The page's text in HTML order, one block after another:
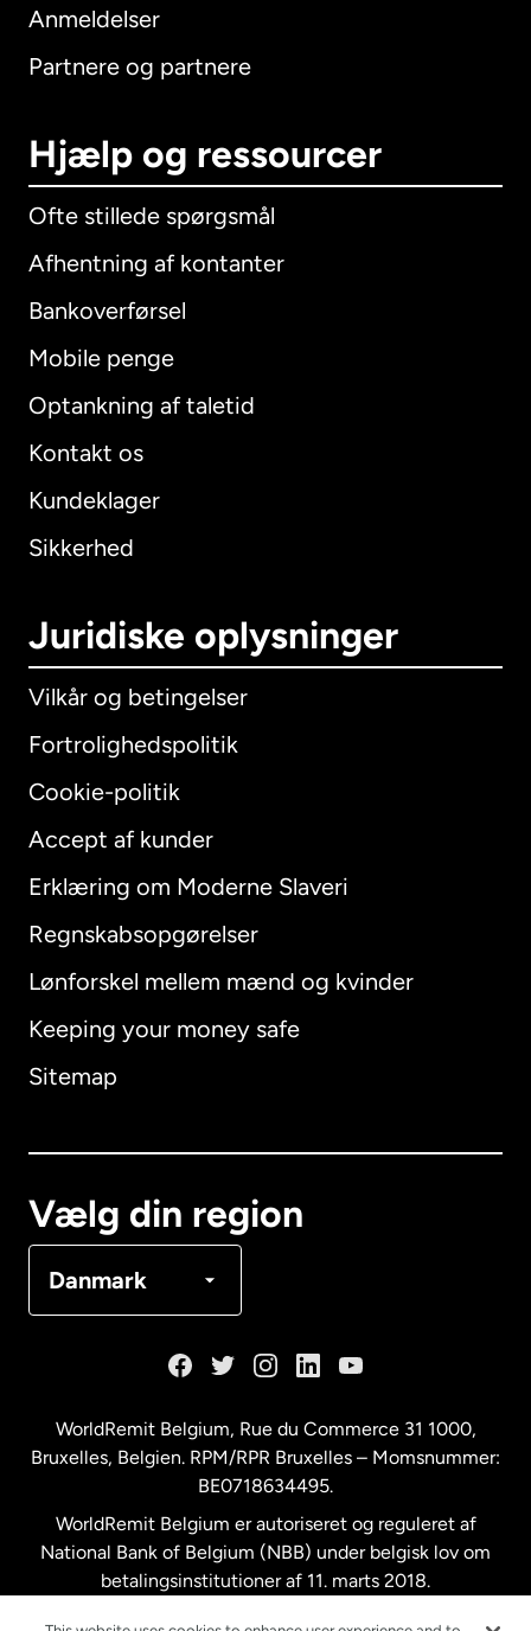
Anmeldelser
Partnere og partnere
Hjælp og ressourcer
Ofte stillede spørgsmål
Afhentning af kontanter
Bankoverførsel
Mobile penge
Optankning af taletid
Kontakt os
Kundeklager
Sikkerhed
Juridiske oplysninger
Vilkår og betingelser
Fortrolighedspolitik
Cookie-politik
Accept af kunder
Erklæring om Moderne Slaveri
Regnskabsopgørelser
Lønforskel mellem mænd og kvinder
Keeping your money safe
Sitemap
Vælg din region
Danmark
International English
Australien
Malaysia
New Zealand
WorldRemit Belgium, Rue du Commerce 31 1000,
Bruxelles, Belgien. RPM/RPR Bruxelles – Momsnummer:
BE0718634495.
WorldRemit Belgium er autoriseret og reguleret af
National Bank of Belgium (NBB) under belgisk lov om
betalingsinstitutioner af 11. marts 2018.